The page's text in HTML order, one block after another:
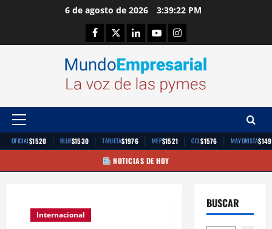
6 de agosto de 2026 3:39:23 PM
Facebook
TwitterLinkedinYoutubeInstagram
Menú
principal
OFICIAL$1520 | BLUE$1530 | TARJETA$1976 | MEP$1521 | CCL$1576 | MAYORISTA
NOTICIAS DE HOY
Internacional
BUSCAR